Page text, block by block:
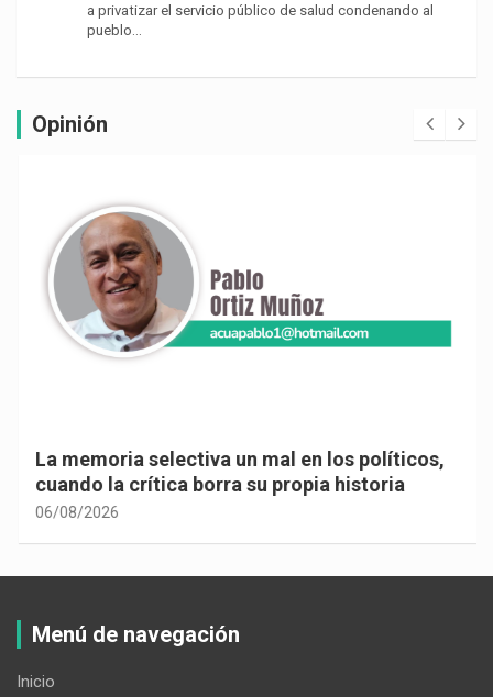
a privatizar el servicio público de salud condenando al
pueblo…
Opinión
La memoria selectiva un mal en los políticos,
cuando la crítica borra su propia historia
06/08/2026
Menú de navegación
Inicio